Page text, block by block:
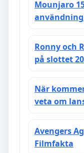
Mounjaro
Ronny och
på slottet
När
veta om
Avengers
Filmfakta